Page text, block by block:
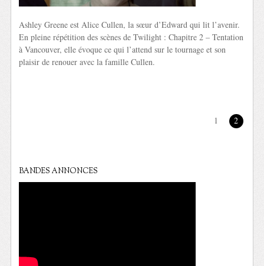
Ashley Greene est Alice Cullen, la sœur d’Edward qui lit l’avenir.
En pleine répétition des scènes de Twilight : Chapitre 2 – Tentation
à Vancouver, elle évoque ce qui l’attend sur le tournage et son
plaisir de renouer avec la famille Cullen.
1 2
BANDES ANNONCES